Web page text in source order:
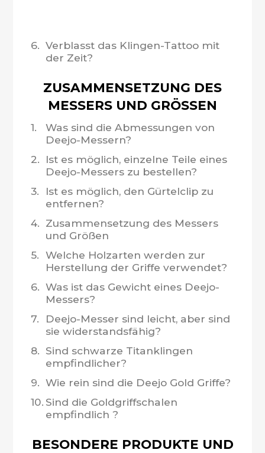
6. Verblasst das Klingen-Tattoo mit
der Zeit?
ZUSAMMENSETZUNG DES
MESSERS UND GRÖSSEN
1.
Was sind die Abmessungen von
Deejo-Messern?
2.
Ist es möglich, einzelne Teile eines
Deejo-Messers zu bestellen?
3.
Ist es möglich, den Gürtelclip zu
entfernen?
4. Zusammensetzung des Messers
und Größen
5. Welche Holzarten werden zur
Herstellung der Griffe verwendet?
6. Was ist das Gewicht eines Deejo-
Messers?
7.
Deejo-Messer sind leicht, aber sind
sie widerstandsfähig?
8. Sind schwarze Titanklingen
empfindlicher?
9. Wie rein sind die Deejo Gold Griffe?
10. Sind die Goldgriffschalen
empfindlich ?
BESONDERE PRODUKTE UND